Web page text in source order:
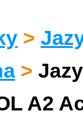
>
>
A2